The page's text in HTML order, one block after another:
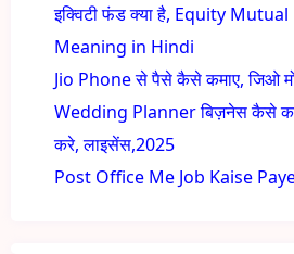
इक्विटी फंड क्या है, Equity Mutual
Meaning in Hindi
Jio Phone से पैसे कैसे कमाए, जिओ
Wedding Planner बिज़नेस कैसे
करे, लाइसेंस,2025
Post Office Me Job Kaise